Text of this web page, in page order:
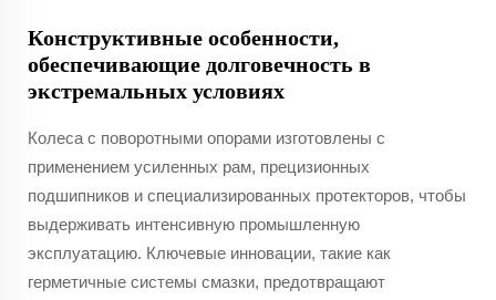
Конструктивные особенности,
обеспечивающие долговечность в
экстремальных условиях
Колеса с поворотными опорами изготовлены с
применением усиленных рам, прецизионных
подшипников и специализированных протекторов, чтобы
выдерживать интенсивную промышленную
эксплуатацию. Ключевые инновации, такие как
герметичные системы смазки, предотвращают